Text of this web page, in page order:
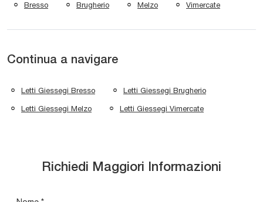
Bresso Brugherio Melzo Vimercate
Continua a navigare
Letti Giessegi Bresso Letti Giessegi Brugherio
Letti Giessegi Melzo Letti Giessegi Vimercate
Richiedi Maggiori Informazioni